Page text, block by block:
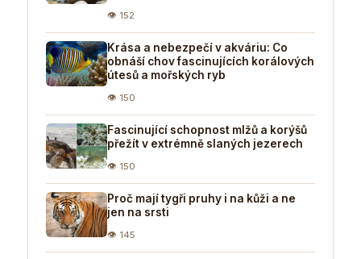
👁 152
Krása a nebezpečí v akváriu: Co
obnáší chov fascinujících korálových
útesů a mořských ryb
👁 150
Fascinující schopnost mlžů a korýšů
přežít v extrémně slaných jezerech
👁 150
Proč mají tygři pruhy i na kůži a ne
jen na srsti
👁 145